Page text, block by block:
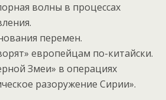
волны в процессах
перемен.
европейцам по-китайски.
Змеи» в операциях
разоружение Сирии».